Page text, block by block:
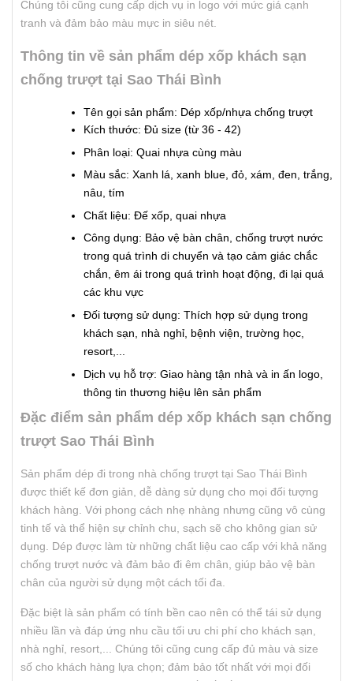
Chúng tôi cũng cung cấp dịch vụ in logo với mức giá cạnh
tranh và đảm bảo màu mực in siêu nét.
Thông tin về sản phẩm dép xốp khách sạn
chống trượt tại Sao Thái Bình
Tên gọi sản phẩm: Dép xốp/nhựa chống trượt
Kích thước: Đủ size (từ 36 - 42)
Phân loại: Quai nhựa cùng màu
Màu sắc: Xanh lá, xanh blue, đỏ, xám, đen, trắng,
nâu, tím
Chất liệu: Đế xốp, quai nhựa
Công dụng: Bảo vệ bàn chân, chống trượt nước
trong quá trình di chuyển và tạo cảm giác chắc
chắn, êm ái trong quá trình hoạt động, đi lại quá
các khu vực
Đối tượng sử dụng: Thích hợp sử dụng trong
khách sạn, nhà nghỉ, bệnh viện, trường học,
resort,...
Dịch vụ hỗ trợ: Giao hàng tận nhà và in ấn logo,
thông tin thương hiệu lên sản phẩm
Đặc điểm sản phẩm dép xốp khách sạn chống
trượt Sao Thái Bình
Sản phẩm dép đi trong nhà chống trượt tại Sao Thái Bình
được thiết kế đơn giản, dễ dàng sử dụng cho mọi đối tượng
khách hàng. Với phong cách nhẹ nhàng nhưng cũng vô cùng
tinh tế và thể hiện sự chỉnh chu, sạch sẽ cho không gian sử
dụng. Dép được làm từ những chất liệu cao cấp với khả năng
chống trượt nước và đảm bảo đi êm chân, giúp bảo vệ bàn
chân của người sử dụng một cách tối đa.
Đặc biệt là sản phẩm có tính bền cao nên có thể tái sử dụng
nhiều lần và đáp ứng nhu cầu tối ưu chi phí cho khách sạn,
nhà nghỉ, resort,... Chúng tôi cũng cung cấp đủ màu và size
số cho khách hàng lựa chọn; đảm bảo tốt nhất với mọi đối